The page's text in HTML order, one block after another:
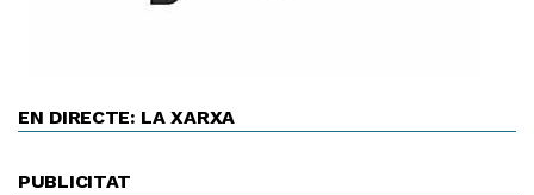
EN DIRECTE: LA XARXA
PUBLICITAT